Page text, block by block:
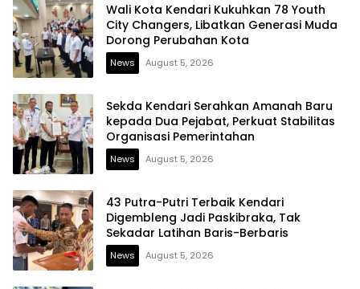
Wali Kota Kendari Kukuhkan 78 Youth
City Changers, Libatkan Generasi Muda
Dorong Perubahan Kota
News August 5, 2026
Sekda Kendari Serahkan Amanah Baru
kepada Dua Pejabat, Perkuat Stabilitas
Organisasi Pemerintahan
News August 5, 2026
43 Putra-Putri Terbaik Kendari
Digembleng Jadi Paskibraka, Tak
Sekadar Latihan Baris-Berbaris
News August 5, 2026